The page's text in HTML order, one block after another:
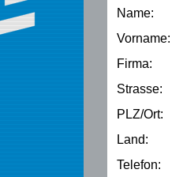
Name:
Vorname:
Firma:
Strasse:
PLZ/Ort:
Land:
Telefon: